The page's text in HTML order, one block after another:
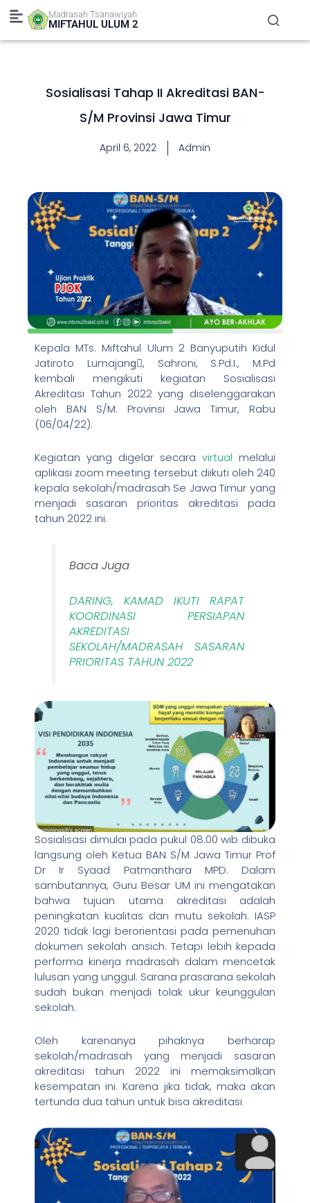
Skip
content
Madrasah Tsanawiyah
MIFTAHUL ULUM 2
Sosialisasi Tahap II Akreditasi BAN-
S/M Provinsi Jawa Timur
April 6, 2022 Admin
Kepala MTs. Miftahul Ulum 2 Banyuputih Kidul
Jatiroto Lumajangً, Sahroni, S.Pd.I., M.Pd
kembali mengikuti kegiatan Sosialisasi
Akreditasi Tahun 2022 yang diselenggarakan
oleh BAN S/M. Provinsi Jawa Timur, Rabu
(06/04/22).
Kegiatan yang digelar secara virtual melalui
aplikasi zoom meeting tersebut diikuti oleh 240
kepala sekolah/madrasah Se Jawa Timur yang
menjadi sasaran prioritas akreditasi pada
tahun 2022 ini.
Baca Juga
DARING, KAMAD IKUTI RAPAT
KOORDINASI PERSIAPAN
AKREDITASI
SEKOLAH/MADRASAH SASARAN
PRIORITAS TAHUN 2022
Sosialisasi dimulai pada pukul 08.00 wib dibuka
langsung oleh Ketua BAN S/M Jawa Timur Prof
Dr Ir Syaad Patmanthara MPD. Dalam
sambutannya, Guru Besar UM ini mengatakan
bahwa tujuan utama akreditasi adalah
peningkatan kualitas dan mutu sekolah. IASP
2020 tidak lagi berorientasi pada pemenuhan
dokumen sekolah ansich. Tetapi lebih kepada
performa kinerja madrasah dalam mencetak
lulusan yang unggul. Sarana prasarana sekolah
sudah bukan menjadi tolak ukur keunggulan
sekolah.
Oleh karenanya pihaknya berharap
sekolah/madrasah yang menjadi sasaran
akreditasi tahun 2022 ini memaksimalkan
kesempatan ini. Karena jika tidak, maka akan
tertunda dua tahun untuk bisa akreditasi